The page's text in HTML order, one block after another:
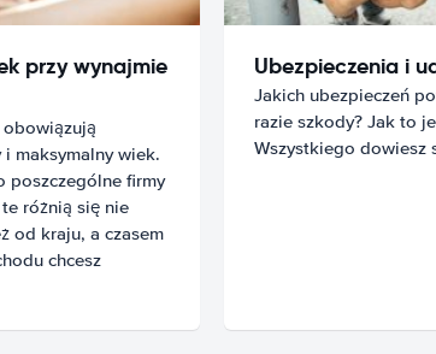
przy wynajmie
maksymalny wiek.
poszczególne firmy
różnią się nie
od kraju, a czasem
chcesz
Ubezpieczenia i
Jakich ubezpieczeń
razie szkody? Jak to
Wszystkiego dowiesz